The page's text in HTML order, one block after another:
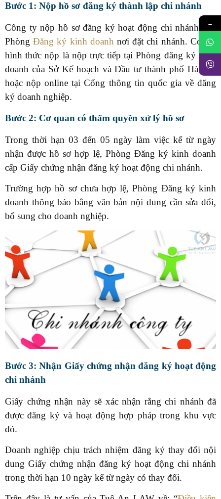
Bước 1: Nộp hồ sơ đăng ký thành lập chi nhánh
Công ty nộp hồ sơ đăng ký hoạt động chi nhánh đến
PhòngĐăng ký kinh doanh nơi đặt chi nhánh. Có hai
hình thức nộp là nộp trực tiếp tại Phòng đăng ký kinh
doanh của Sở Kế hoạch và Đầu tư thành phố Hà Nội
hoặc nộp online tại Cổng thông tin quốc gia về đăng
ký doanh nghiệp.
Bước 2: Cơ quan có thẩm quyền xử lý hồ sơ
Trong thời hạn 03 đến 05 ngày làm việc kể từ ngày
nhận được hồ sơ hợp lệ, Phòng Đăng ký kinh doanh
cấp Giấy chứng nhận đăng ký hoạt động chi nhánh.
Trường hợp hồ sơ chưa hợp lệ, Phòng Đăng ký kinh
doanh thông báo bằng văn bản nội dung cần sửa đổi,
bổ sung cho doanh nghiệp.
Bước 3: Nhận Giấy chứng nhận đăng ký hoạt động
chi nhánh
Giấy chứng nhận này sẽ xác nhận rằng chi nhánh đã
được đăng ký và hoạt động hợp pháp trong khu vực
đó.
Doanh nghiệp chịu trách nhiệm đăng ký thay đổi nội
dung Giấy chứng nhận đăng ký hoạt động chi nhánh
trong thời hạn 10 ngày kể từ ngày có thay đổi.
→